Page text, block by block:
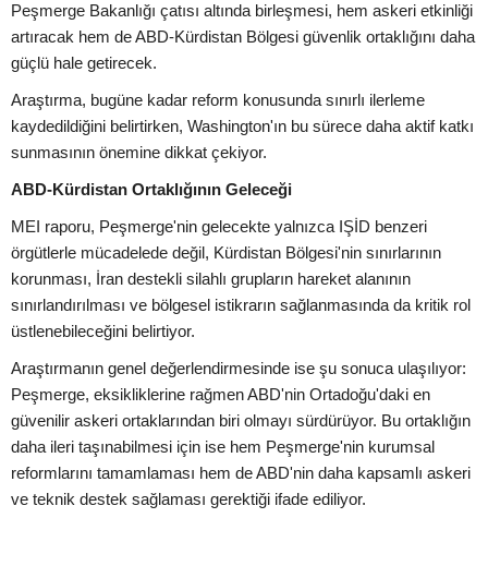
Peşmerge Bakanlığı çatısı altında birleşmesi, hem askeri etkinliği
artıracak hem de ABD-Kürdistan Bölgesi güvenlik ortaklığını daha
güçlü hale getirecek.
Araştırma, bugüne kadar reform konusunda sınırlı ilerleme
kaydedildiğini belirtirken, Washington'ın bu sürece daha aktif katkı
sunmasının önemine dikkat çekiyor.
ABD-Kürdistan Ortaklığının Geleceği
MEI raporu, Peşmerge'nin gelecekte yalnızca IŞİD benzeri
örgütlerle mücadelede değil, Kürdistan Bölgesi'nin sınırlarının
korunması, İran destekli silahlı grupların hareket alanının
sınırlandırılması ve bölgesel istikrarın sağlanmasında da kritik rol
üstlenebileceğini belirtiyor.
Araştırmanın genel değerlendirmesinde ise şu sonuca ulaşılıyor:
Peşmerge, eksikliklerine rağmen ABD'nin Ortadoğu'daki en
güvenilir askeri ortaklarından biri olmayı sürdürüyor. Bu ortaklığın
daha ileri taşınabilmesi için ise hem Peşmerge'nin kurumsal
reformlarını tamamlaması hem de ABD'nin daha kapsamlı askeri
ve teknik destek sağlaması gerektiği ifade ediliyor.